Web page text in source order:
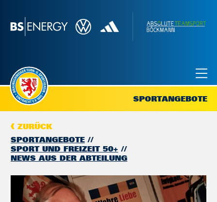
SPORTANGEBOTE
SPORTANGEBOTE
SPORT UND FREIZEIT 50+
NEWS AUS DER ABTEILUNG
ZURÜCK